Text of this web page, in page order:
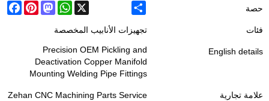
حصة Share
Pinterest
Mastodon
WhatsApp X
فئات تجهيزات الأنابيب المخصصة
English details
Precision OEM Pickling and
Deactivation Copper Manifold
Mounting Welding Pipe Fittings
علامة تجارية Zehan CNC Machining Parts Service